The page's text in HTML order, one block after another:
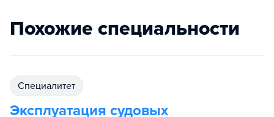
Похожие специальности
специалитет
Эксплуатация судовых